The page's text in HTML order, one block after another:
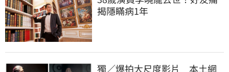
揭隱瞞病1年
獨／爆拍大尺度影片　本土網